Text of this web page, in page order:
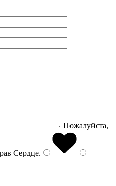
Пожалуйста,
Сердце.